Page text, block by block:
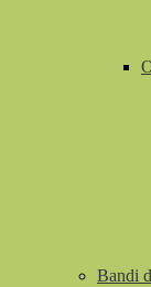
Bandi